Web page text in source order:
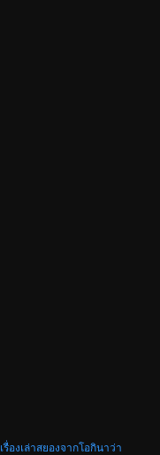
องเล่าสยองจากโอกินาว่า